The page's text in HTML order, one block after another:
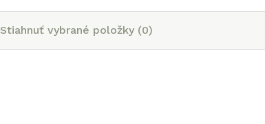
Stiahnuť vybrané položky (0)